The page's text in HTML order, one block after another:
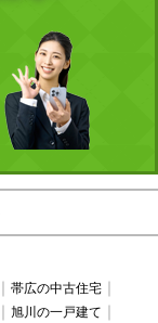
帯広の中古住宅
旭川の一戸建て